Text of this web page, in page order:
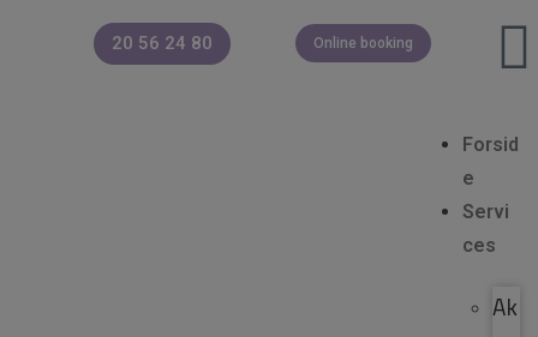
20 56 24 80 Online booking
Forsid
e
Servi
ces
Ak